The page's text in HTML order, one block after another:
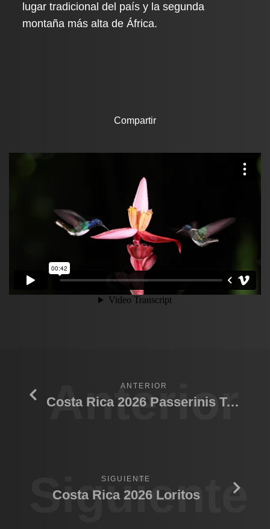
lugar tradicional del país y la segunda
montaña más alta de África.
Compartir
Anterior
ANTERIOR
Costa Rica 2026 Passerinis Tanager
Siguiente
SIGUIENTE
Costa Rica 2026 Loritos